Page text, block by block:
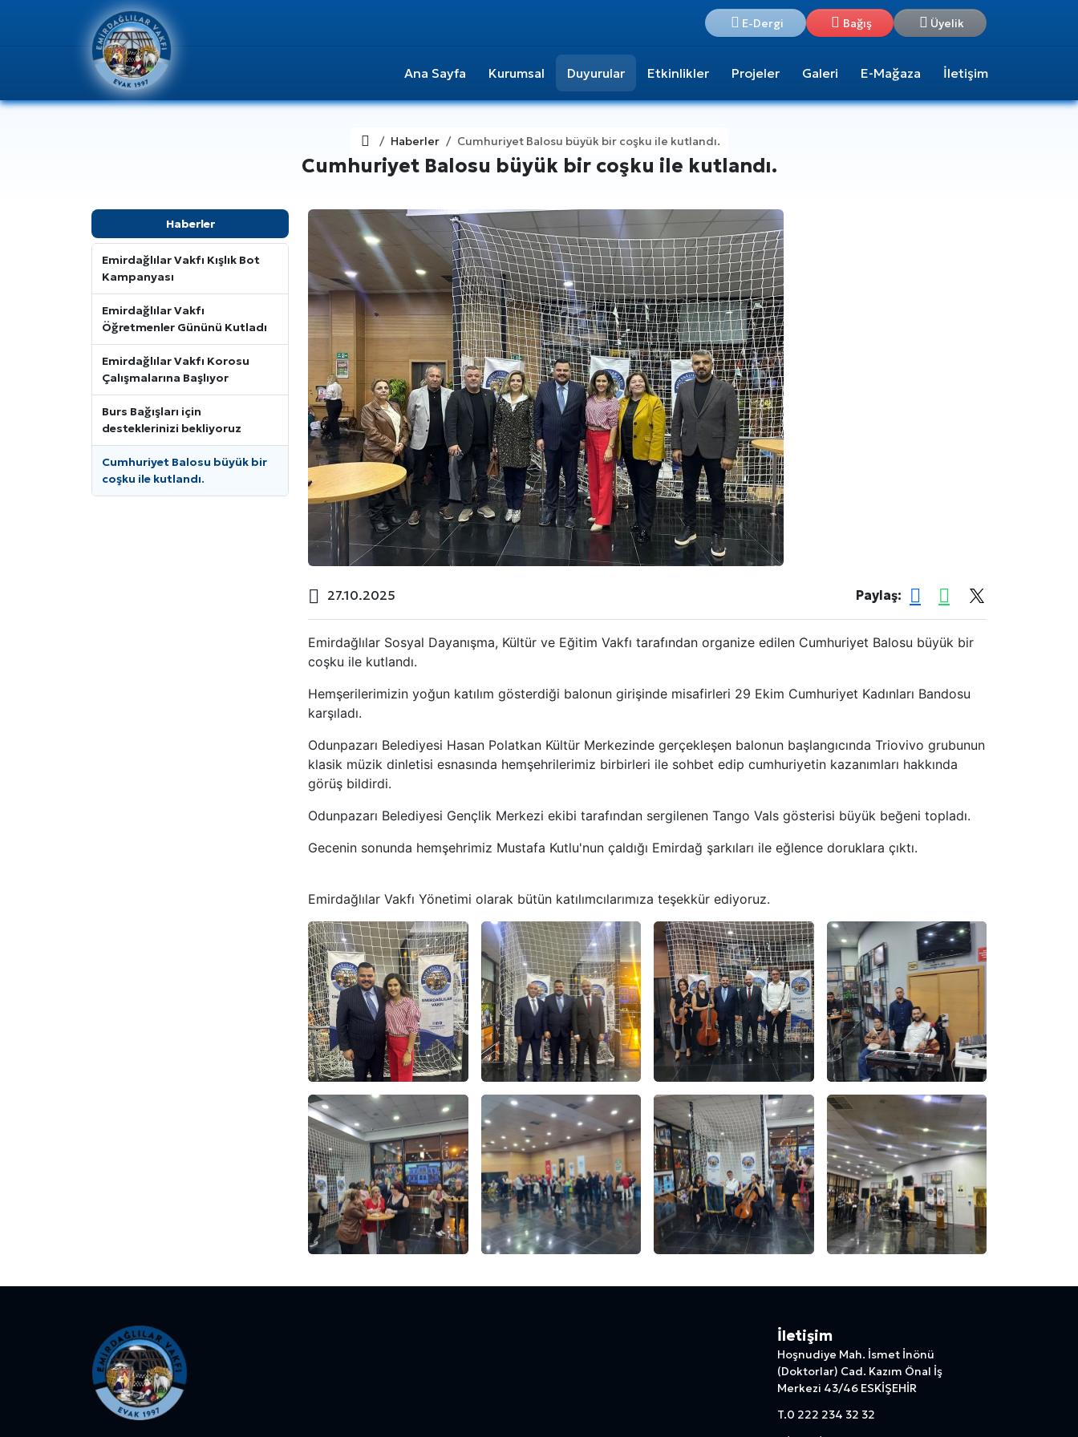
E-Dergi Bağış Üyelik
Ana Sayfa Kurumsal Duyurular Etkinlikler Projeler Galeri E-Mağaza İletişim
Ana SayfaHaberler Cumhuriyet Balosu büyük bir coşku ile kutlandı.
Cumhuriyet Balosu büyük bir coşku ile kutlandı.
Haberler
Emirdağlılar Vakfı Kışlık Bot
Kampanyası
Emirdağlılar Vakfı
Öğretmenler Gününü Kutladı
Emirdağlılar Vakfı Korosu
Çalışmalarına Başlıyor
Burs Bağışları için
desteklerinizi bekliyoruz
Cumhuriyet Balosu büyük bir
coşku ile kutlandı.
27.10.2025 Paylaş:
Emirdağlılar Sosyal Dayanışma, Kültür ve Eğitim Vakfı tarafından organize edilen Cumhuriyet Balosu büyük bir
coşku ile kutlandı.
Hemşerilerimizin yoğun katılım gösterdiği balonun girişinde misafirleri 29 Ekim Cumhuriyet Kadınları Bandosu
karşıladı.
Odunpazarı Belediyesi Hasan Polatkan Kültür Merkezinde gerçekleşen balonun başlangıcında Triovivo grubunun
klasik müzik dinletisi esnasında hemşehrilerimiz birbirleri ile sohbet edip cumhuriyetin kazanımları hakkında
görüş bildirdi.
Odunpazarı Belediyesi Gençlik Merkezi ekibi tarafından sergilenen Tango Vals gösterisi büyük beğeni topladı.
Gecenin sonunda hemşehrimiz Mustafa Kutlu'nun çaldığı Emirdağ şarkıları ile eğlence doruklara çıktı.
Emirdağlılar Vakfı Yönetimi olarak bütün katılımcılarımıza teşekkür ediyoruz.
İletişim
Hoşnudiye Mah. İsmet İnönü
(Doktorlar) Cad. Kazım Önal İş
Merkezi 43/46 ESKİŞEHİR
T.0 222 234 32 32